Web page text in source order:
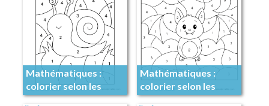
Mathématiques :
colorier selon les
indications
Mathématiques :
colorier selon les
indications